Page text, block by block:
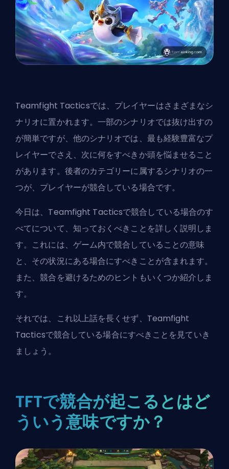
Teamfight Tacticsでは、プレイヤーはさまざまなシ
ナリオに置かれます。一部のシナリオでは抜け出すの
が簡単ですが、他のシナリオでは、最も経験豊富なプ
レイヤーでさえ、次に何をすべきか頭を悩ませること
があります。後者のカテゴリーに属するシナリオの一
つが、プレイヤーが競合している場合です。
今日は、Teamfight Tacticsで競合している場合のす
べてについて、知っておくべきことを詳しく説明しま
す。これには、ゲーム内で競合していることの意味
と、その状況にある場合にすべきことが含まれます。
また、競合を避けるためのヒントもいくつか紹介しま
す。
それでは、これ以上話を長くせず、Teamfight
Tacticsで競合している場合にすべきことを見ていき
ましょう。
TFTで競合が起こるとはど
ういう意味ですか？